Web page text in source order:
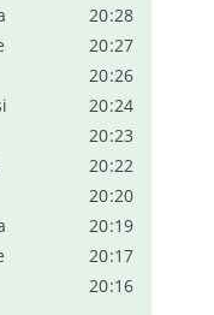
20:28
20:27
20:26
20:24
20:23
20:22
20:20
20:19
20:17
20:16